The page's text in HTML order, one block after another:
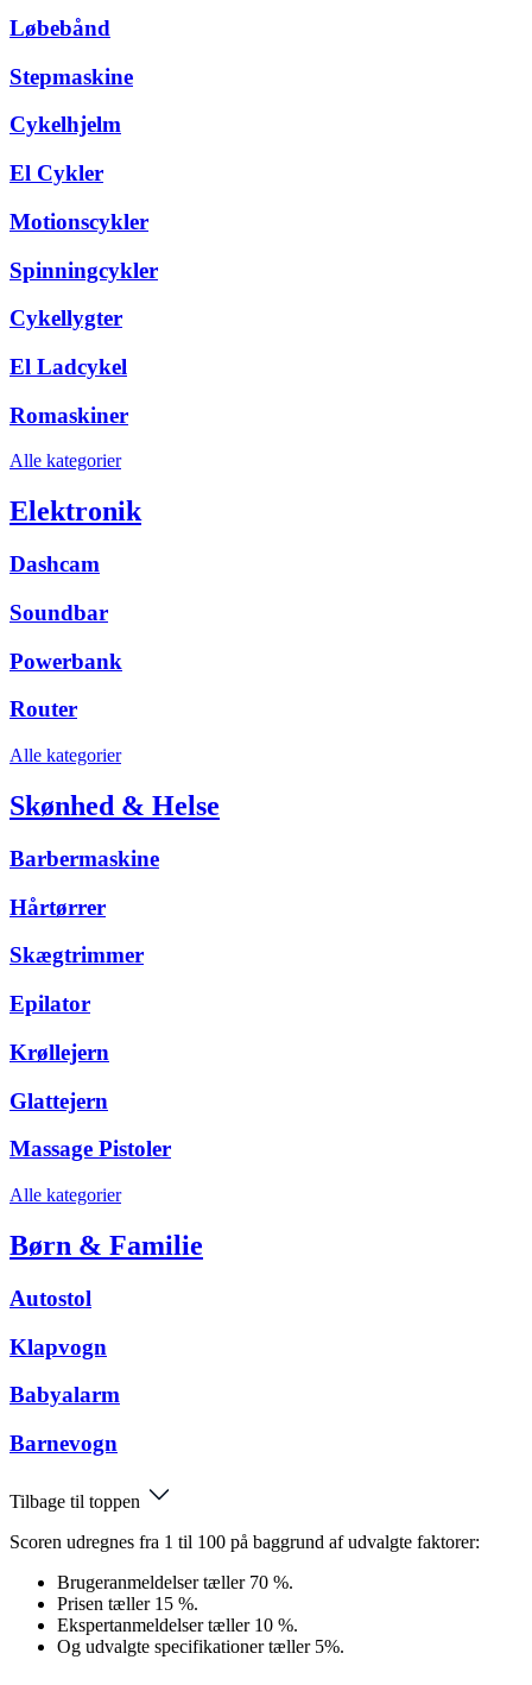
Løbebånd
Stepmaskine
Cykelhjelm
El Cykler
Motionscykler
Spinningcykler
Cykellygter
El Ladcykel
Romaskiner
Alle kategorier
Elektronik
Dashcam
Soundbar
Powerbank
Router
Alle kategorier
Skønhed & Helse
Barbermaskine
Hårtørrer
Skægtrimmer
Epilator
Krøllejern
Glattejern
Massage Pistoler
Alle kategorier
Børn & Familie
Autostol
Klapvogn
Babyalarm
Barnevogn
Tilbage til toppen
Scoren udregnes fra 1 til 100 på baggrund af udvalgte faktorer:
Brugeranmeldelser tæller 70 %.
Prisen tæller 15 %.
Ekspertanmeldelser tæller 10 %.
Og udvalgte specifikationer tæller 5%.